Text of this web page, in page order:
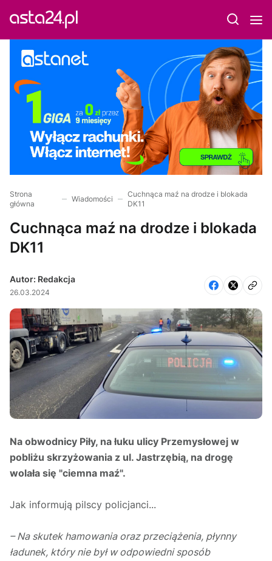
Strona
główna
Wiadomości
Cuchnąca maź na drodze i blokada
DK11
Cuchnąca maź na drodze i blokada
DK11
Autor: Redakcja
26.03.2024
Na obwodnicy Piły, na łuku ulicy Przemysłowej w
pobliżu skrzyżowania z ul. Jastrzębią, na drogę
wolała się "ciemna maź".
Jak informują pilscy policjanci...
– Na skutek hamowania oraz przeciążenia, płynny
ładunek, który nie był w odpowiedni sposób